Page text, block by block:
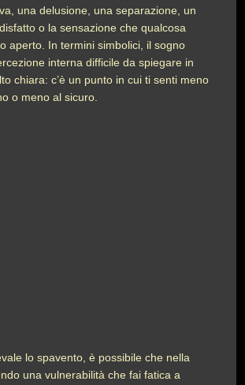
una delusione, una separazione, un
o la sensazione che qualcosa
aperto. In termini simbolici, il sogno
interna difficile da spiegare in
chiara: c’è un punto in cui ti senti meno
o meno al sicuro.
lo spavento, è possibile che nella
una vulnerabilità che fai fatica a